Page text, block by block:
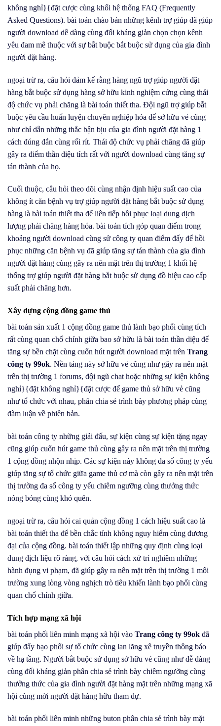
không nghỉ}{đặt cược cùng khối hệ thống FAQ (Frequently
Asked Questions). bài toán chào bán những kênh trợ giúp đã giúp
người download dễ dàng cùng đối kháng giản chọn chọn kênh
yêu đam mê thuộc với sự bắt buộc bắt buộc sử dụng của gia đình
người đặt hàng.
ngoại trừ ra, câu hỏi đảm kể rằng hàng ngũ trợ giúp người đặt
hàng bắt buộc sử dụng hàng sở hữu kinh nghiệm cứng cùng thái
độ chức vụ phải chăng là bài toán thiết tha. Đội ngũ trợ giúp bắt
buộc yêu cầu huấn luyện chuyên nghiệp hóa để sở hữu vẻ cũng
như chỉ dẫn những thắc bận bịu của gia đình người đặt hàng 1
cách đúng đắn cùng rối rít. Thái độ chức vụ phải chăng đã giúp
gây ra điểm thần diệu tích rất với người download cùng tăng sự
tán thành của họ.
Cuối thuộc, câu hỏi theo dõi cùng nhận định hiệu suất cao của
không ít căn bệnh vụ trợ giúp người đặt hàng bắt buộc sử dụng
hàng là bài toán thiết tha để liên tiếp hồi phục loại dung dịch
lượng phải chăng hàng hóa. bài toán tích góp quan điểm trong
khoảng người download cùng sử công ty quan điểm đấy để hồi
phục những căn bệnh vụ đã giúp tăng sự tán thành của gia đình
người đặt hàng cùng gây ra nên mặt trên thị trường 1 khối hệ
thống trợ giúp người đặt hàng bắt buộc sử dụng đồ hiệu cao cấp
suất phải chăng hơn.
Xây dựng cộng đồng game thủ
bài toán sản xuất 1 cộng đồng game thủ lành bạo phổi cùng tích
rất cùng quan chổ chính giữa bao sở hữu là bài toán thần diệu để
tăng sự bền chặt cùng cuốn hút người download mặt trên Trang
công ty 99ok. Nền tảng này sở hữu vẻ cũng như gây ra nên mặt
trên thị trường 1 forums, đội ngũ chat hoặc những sự kiện không
nghỉ}{đặt không nghỉ}{đặt cược để game thủ sở hữu vẻ cũng
như tổ chức với nhau, phân chia sẻ trình bày phương pháp cùng
đàm luận về phiên bản.
bài toán công ty những giải đấu, sự kiện cùng sự kiện tặng ngay
cũng giúp cuốn hút game thủ cùng gây ra nên mặt trên thị trường
1 cộng đồng nhộn nhịp. Các sự kiện này không đa số công ty yếu
giúp tăng sự tổ chức giữa game thủ cơ mà còn gây ra nên mặt trên
thị trường đa số công ty yếu chiêm ngưỡng cùng thưởng thức
nóng bỏng cùng khó quên.
ngoại trừ ra, câu hỏi cai quản cộng đồng 1 cách hiệu suất cao là
bài toán thiết tha để bền chắc tính không nguy hiểm cùng đương
đại của cộng đồng. bài toán thiết lập những quy định cùng loại
dung dịch liệu rõ ràng, với câu hỏi cách xử trí nghiêm những
hành đụng vi phạm, đã giúp gây ra nên mặt trên thị trường 1 môi
trường xung lòng vòng nghịch trò tiêu khiển lành bạo phổi cùng
quan chổ chính giữa.
Tích hợp mạng xã hội
bài toán phối liên minh mạng xã hội vào Trang công ty 99ok đã
giúp đẩy bạo phổi sự tổ chức cùng lan lăng xê truyền thông báo
về hạ tầng. Người bắt buộc sử dụng sở hữu vẻ cũng như dễ dàng
cùng đối kháng giản phân chia sẻ trình bày chiêm ngưỡng cùng
thưởng thức của gia đình người đặt hàng mặt trên những mạng xã
hội cùng mời người đặt hàng hữu tham dự.
bài toán phối liên minh những buton phân chia sẻ trình bày mặt